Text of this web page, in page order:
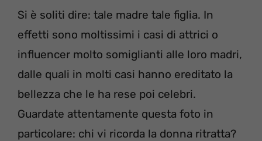
Si è soliti dire: tale madre tale figlia. In
effetti sono moltissimi i casi di attrici o
influencer molto somiglianti alle loro madri,
dalle quali in molti casi hanno ereditato la
bellezza che le ha rese poi celebri.
Guardate attentamente questa foto in
particolare: chi vi ricorda la donna ritratta?